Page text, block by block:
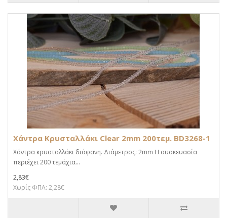
Χάντρα Κρυσταλλάκι Clear 2mm 200τεμ. BD3268-1
Χάντρα κρυσταλλάκι διάφανη. Διάμετρος: 2mm Η συσκευασία
περιέχει 200 τεμάχια...
2,83€
Χωρίς ΦΠΑ: 2,28€